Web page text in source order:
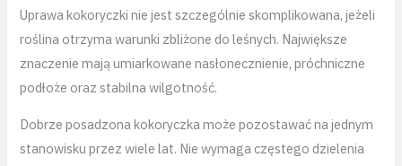
Uprawa kokoryczki nie jest szczególnie skomplikowana, jeżeli
roślina otrzyma warunki zbliżone do leśnych. Największe
znaczenie mają umiarkowane nasłonecznienie, próchniczne
podłoże oraz stabilna wilgotność.
Dobrze posadzona kokoryczka może pozostawać na jednym
stanowisku przez wiele lat. Nie wymaga częstego dzielenia